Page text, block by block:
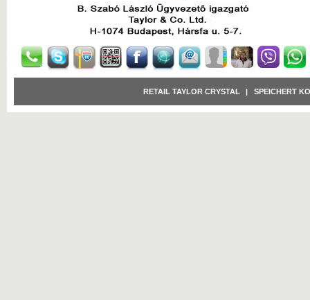
RETAIL TAYLOR CRYSTAL SPEICHERT